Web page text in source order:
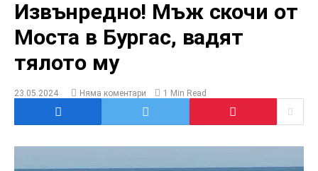
Извънредно! Мъж скочи от
Моста в Бургас, вадят
тялото му
23.05.2024 Няма коментари 1 Min Read